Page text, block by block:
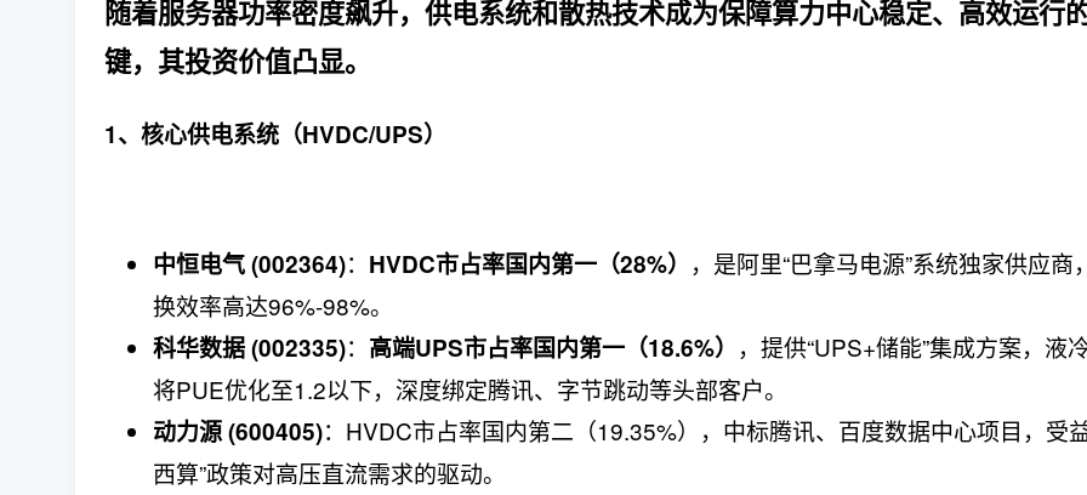
随着服务器功率密度飙升，​供电系统和散热技术成为保障算力中心稳定、高效运行
键，其投资价值凸显。
1、​核心供电系统（HVDC/UPS）​
中恒电气 (002364)​​：​ HVDC市占率国内第一（28%）​ ，是阿里“巴拿马电源”系统独家供应商
换效率高达96%-98%。
科华数据 (002335)​​：​ 高端UPS市占率国内第一（18.6%）​ ，提供“UPS+储能”集成方案，液
将PUE优化至1.2以下，深度绑定腾讯、字节跳动等头部客户。
动力源 (600405)​：HVDC市占率国内第二（19.35%），中标腾讯、百度数据中心项目，受
西算”政策对高压直流需求的驱动。